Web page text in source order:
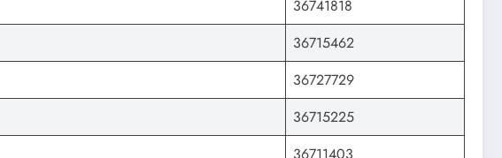
36741818
36715462
36727729
36715225